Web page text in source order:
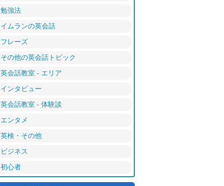
勉強法
イムランの英会話
フレーズ
その他の英会話トピック
英会話教室 - エリア
インタビュー
英会話教室 - 体験談
エンタメ
英検・その他
ビジネス
初心者